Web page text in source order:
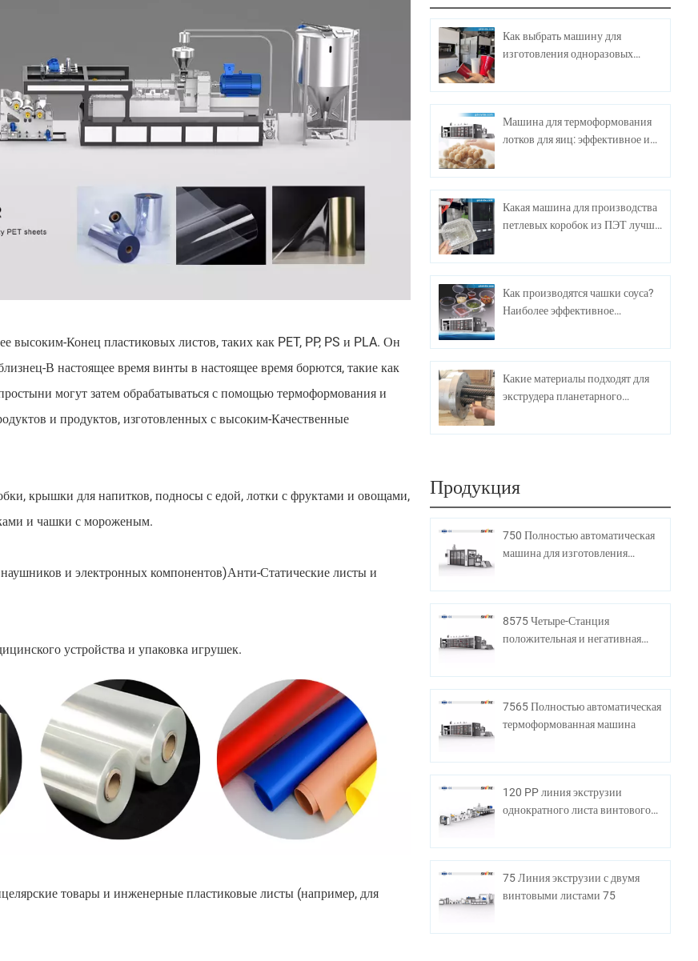
Конец пластиковых листов, таких как PET, PP, PS и PLA. Он
В настоящее время винты в настоящее время борются, такие как
могут затем обрабатываться с помощью термоформования и
и продуктов, изготовленных с высоким-Качественные
крышки для напитков, подносы с едой, лотки с фруктами и овощами,
и чашки с мороженым.
и электронных компонентов)Анти-Статические листы и
устройства и упаковка игрушек.
товары и инженерные пластиковые листы (например, для
Как выбрать машину для
изготовления одноразовых
Машина для термоформования
лотков для яиц: эффективное и
упаковки яиц.
Какая машина для производства
петлевых коробок из ПЭТ лучше
производства?
Как производятся чашки соуса?
Наиболее эффективное
Какие материалы подходят для
экструдера планетарного
Продукция
750 Полностью автоматическая
машина для изготовления
8575 Четыре-Станция
положительная и негативная
7565 Полностью автоматическая
термоформованная машина
120 PP линия экструзии
однократного листа винтового
75 Линия экструзии с двумя
винтовыми листами 75